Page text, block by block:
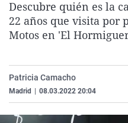
Descubre quién es la
22 años que visita por
Motos en 'El
Patricia Camacho
Madrid 08.03.2022 20:04